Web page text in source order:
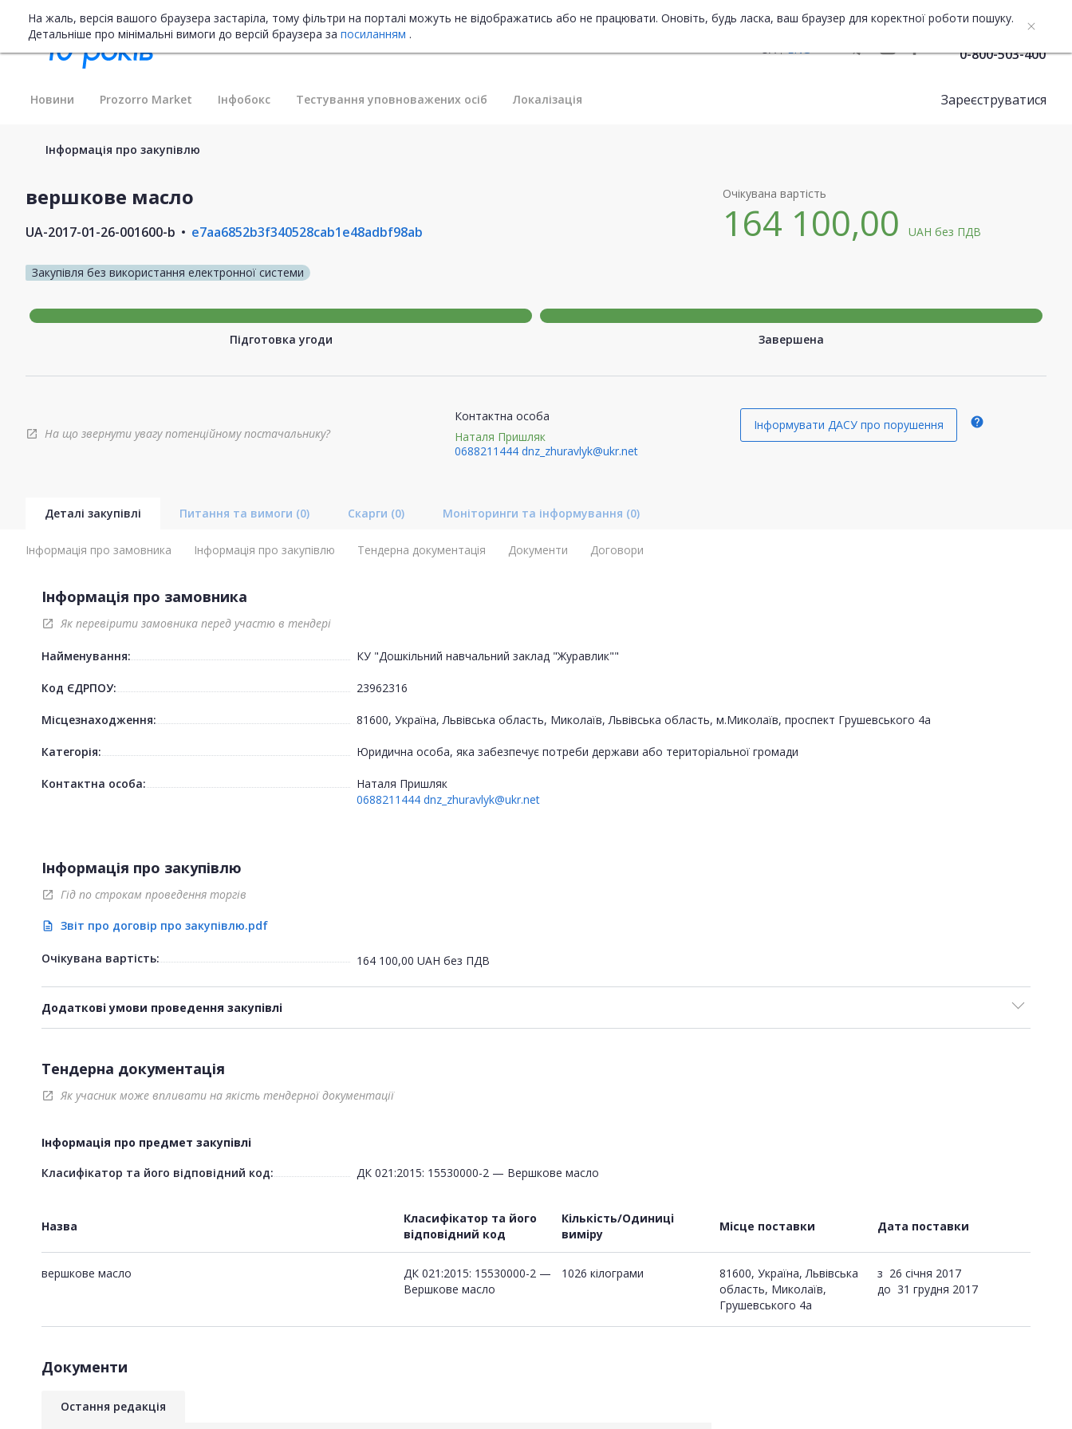
На жаль, версія вашого браузера застаріла, тому фільтри на порталі можуть не відображатись або не працювати. Оновіть, будь ласка, ваш браузер для коректної роботи пошуку.
Детальніше про мінімальні вимоги до версій браузера за посиланням .
UA
ENG 0-800-503-400
Новини Prozorro Market Інфобокс Тестування уповноважених осіб Локалізація Зареєструватися
Інформація про закупівлю
вершкове масло
UA-2017-01-26-001600-b e7aa6852b3f340528cab1e48adbf98ab
Закупівля без використання електронної системи
Очікувана вартість
164 100,00UAHбез ПДВ
Підготовка угоди Завершена
open_in_new На що звернути увагу потенційному постачальнику?
Контактна особа
Наталя Пришляк
0688211444 dnz_zhuravlyk@ukr.net
Інформувати ДАСУ про порушення help
Деталі закупівлі Питання та вимоги (0) Скарги (0) Моніторинги та інформування (0)
Інформація про замовника Інформація про закупівлю Тендерна документація Документи Договори
Інформація про замовника
open_in_new Як перевірити замовника перед участю в тендері
Найменування: КУ "Дошкільний навчальний заклад "Журавлик""
Код ЄДРПОУ: 23962316
Місцезнаходження: 81600, Україна, Львівська область, Миколаїв, Львівська область, м.Миколаїв, проспект Грушевського 4а
Категорія: Юридична особа, яка забезпечує потреби держави або територіальної громади
Контактна особа:
Наталя Пришляк
0688211444 dnz_zhuravlyk@ukr.net
Інформація про закупівлю
open_in_new Гід по строкам проведення торгів
description Звіт про договір про закупівлю.pdf
Очікувана вартість: 164 100,00 UAH без ПДВ
Додаткові умови проведення закупівлі
Тендерна документація
open_in_new Як учасник може впливати на якість тендерної документації
Інформація про предмет закупівлі
Класифікатор та його відповідний код:
ДК 021:2015: 15530000-2 — Вершкове масло
Назва
Класифікатор та його
відповідний код
Кількість/Одиниці
виміру
Місце поставки Дата поставки
вершкове масло
ДК 021:2015: 15530000-2 —
Вершкове масло
1026 кілограми
81600, Україна, Львівська
область, Миколаїв,
Грушевського 4а
з 26 січня 2017
до 31 грудня 2017
Документи
Остання редакція